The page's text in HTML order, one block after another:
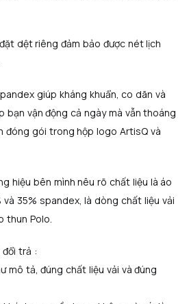
dệt riêng đảm bảo được nét lịch
giúp kháng khuẩn, co dãn và
vận động cả ngày mà vẫn thoáng
đóng gói trong hộp logo ArtisQ và
hiệu bên mình nêu rõ chất liệu là áo
35% spandex, là dòng chất liệu vải
thun Polo.
đổi trả :
mô tả, đúng chất liệu vải và đúng